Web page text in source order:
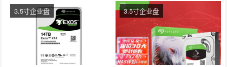
3.5寸企业盘 3.5寸企业盘